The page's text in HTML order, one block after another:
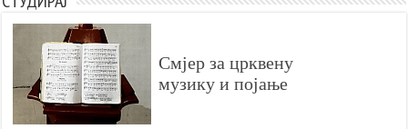
Смјер за црквену
музику и појање